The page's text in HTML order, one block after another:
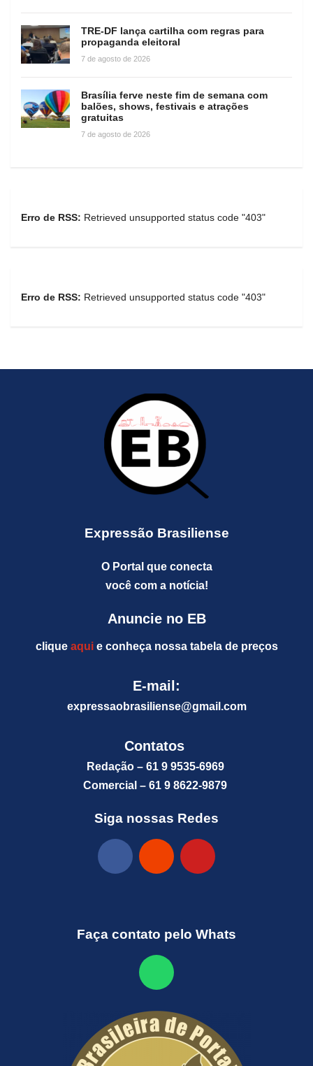
TRE-DF lança cartilha com regras para
propaganda eleitoral
7 de agosto de 2026
Brasília ferve neste fim de semana com
balões, shows, festivais e atrações
gratuitas
7 de agosto de 2026
Erro de RSS: Retrieved unsupported status code "403"
Erro de RSS: Retrieved unsupported status code "403"
Expressão Brasiliense
O Portal que conecta
você com a notícia!
Anuncie no EB
clique aquie conheça nossa tabela de preços
E-mail:
expressaobrasiliense@gmail.com
Contatos
Redação – 61 9 9535-6969
Comercial – 61 9 8622-9879
Siga nossas Redes
Faça contato pelo Whats